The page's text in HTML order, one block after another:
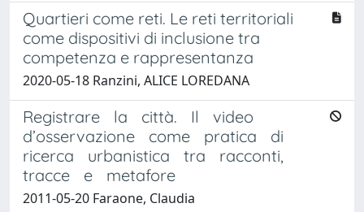
Quartieri come reti. Le reti territoriali
come dispositivi di inclusione tra
competenza e rappresentanza
2020-05-18 Ranzini, ALICE LOREDANA
Registrare la città. Il video
d’osservazione come pratica di
ricerca urbanistica tra racconti,
tracce e metafore
2011-05-20 Faraone, Claudia